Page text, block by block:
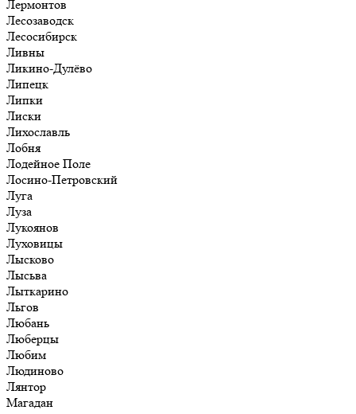
Лермонтов
Лесозаводск
Лесосибирск
Ливны
Ликино-Дулёво
Липецк
Липки
Лиски
Лихославль
Лобня
Лодейное Поле
Лосино-Петровский
Луга
Луза
Лукоянов
Луховицы
Лысково
Лысьва
Лыткарино
Льгов
Любань
Люберцы
Любим
Людиново
Лянтор
Магадан